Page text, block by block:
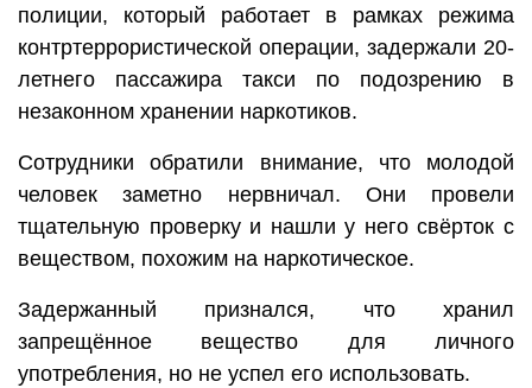
полиции, который работает в рамках режима
контртеррористической операции, задержали 20-
летнего пассажира такси по подозрению в
незаконном хранении наркотиков.
Сотрудники обратили внимание, что молодой
человек заметно нервничал. Они провели
тщательную проверку и нашли у него свёрток с
веществом, похожим на наркотическое.
Задержанный признался, что хранил
запрещённое вещество для личного
употребления, но не успел его использовать.